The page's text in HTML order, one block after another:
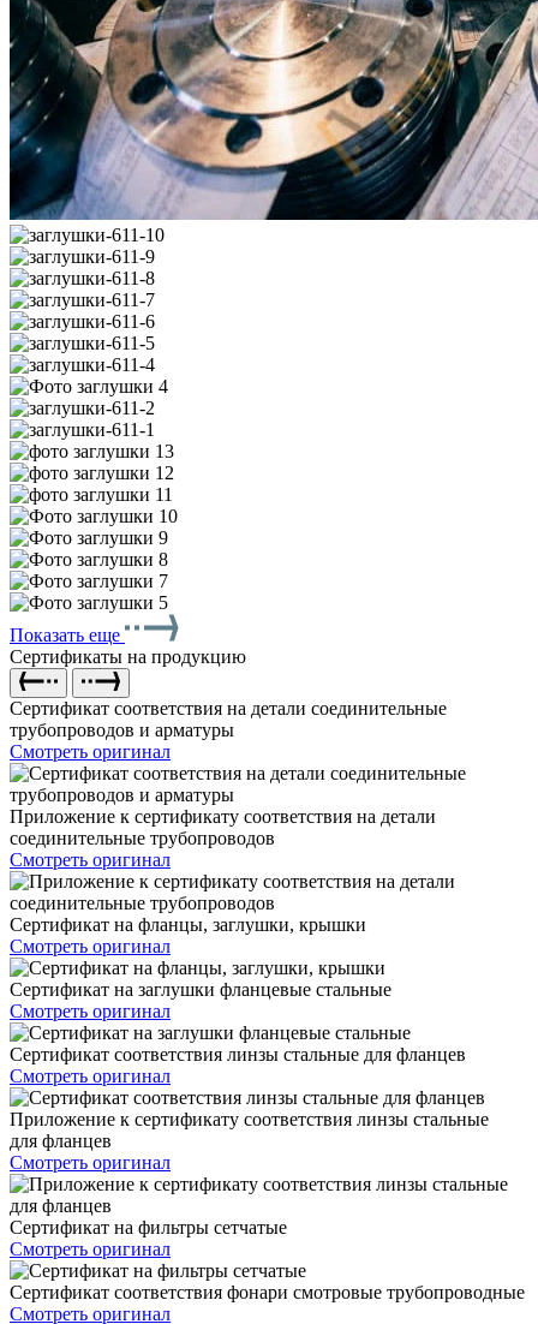
Показать еще
Сертификаты на продукцию
Сертификат соответствия на детали соединительные
трубопроводов и арматуры
Смотреть оригинал
Приложение к сертификату соответствия на детали
соединительные трубопроводов
Смотреть оригинал
Сертификат на фланцы, заглушки, крышки
Смотреть оригинал
Сертификат на заглушки фланцевые стальные
Смотреть оригинал
Сертификат соответствия линзы стальные для фланцев
Смотреть оригинал
Приложение к сертификату соответствия линзы стальные
для фланцев
Смотреть оригинал
Сертификат на фильтры сетчатые
Смотреть оригинал
Сертификат соответствия фонари смотровые трубопроводные
Смотреть оригинал